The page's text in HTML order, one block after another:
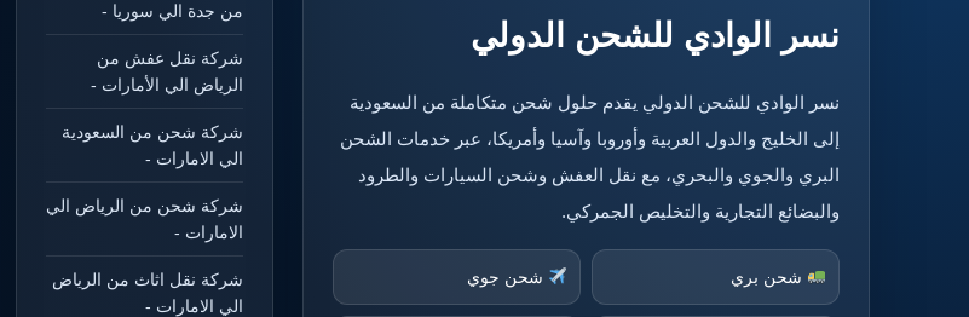
نسر الوادي للشحن الدولي
نسر الوادي للشحن الدولي يقدم حلول شحن متكاملة من السعودية
إلى الخليج والدول العربية وأوروبا وآسيا وأمريكا، عبر خدمات الشحن
البري والجوي والبحري، مع نقل العفش وشحن السيارات والطرود
والبضائع التجارية والتخليص الجمركي.
شحن بري شحن جوي
من جدة الي سوريا -
شركة نقل عفش من
الرياض الي الأمارات -
شركة شحن من السعودية
الي الامارات -
شركة شحن من الرياض الي
الامارات -
شركة نقل اثاث من الرياض
الي الامارات -